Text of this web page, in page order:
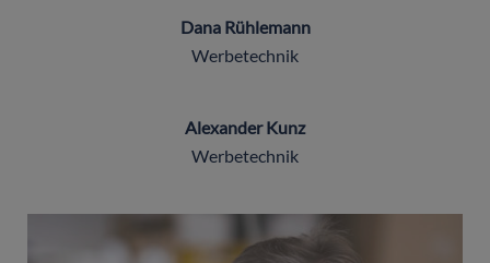
Dana Rühlemann
Werbetechnik
Alexander Kunz
Werbetechnik